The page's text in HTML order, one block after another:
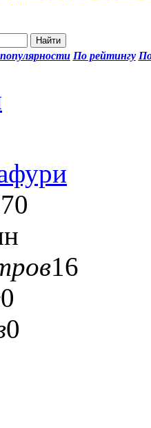
По рейтингу
16
0
0